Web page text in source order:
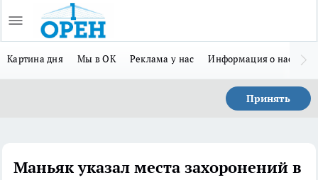
Картина дня Мы в ОК Реклама у нас Информация о нас
Принять
Маньяк указал места захоронений в